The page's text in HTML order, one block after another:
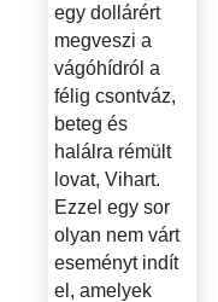
egy dollárért
megveszi a
vágóhídról a
félig csontváz,
beteg és
halálra rémült
lovat, Vihart.
Ezzel egy sor
olyan nem várt
eseményt indít
el, amelyek